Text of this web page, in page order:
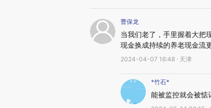
曹保龙
当我们老了，手里握着大把
现金换成持续的养老现金流
2024-04-07 16:48 · 天津
*竹石*
能被监控就会被惦